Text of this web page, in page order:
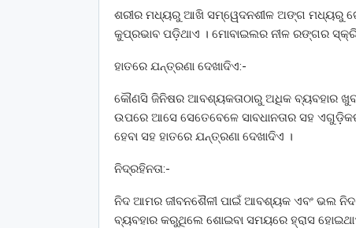
ଶରୀର ମଧ୍ୟରୁ ଆଖି ସମ୍ୱେଦନଶୀଳ ଅଙ୍ଗ ମଧ୍ୟରୁ
କୁପ୍ରଭାବ ପଡ଼ିଥାଏ । ମୋବାଇଲର ନୀଳ ରଙ୍ଗର
ହାତରେ ଯନ୍ତ୍ରଣା ଦେଖାଦିଏ:-
କୌଣସି ଜିନିଷର ଆବଶ୍ୟକତାଠାରୁ ଅଧିକ ବ୍ୟବହାର
ଉପରେ ଆସେ ସେତେବେଳେ ସାବଧାନତାର ସହ
ହେବା ସହ ହାତରେ ଯନ୍ତ୍ରଣା ଦେଖାଦିଏ ।
ନିଦ୍ରହିନତା:-
ନିଦ ଆମର ଜୀବନଶୈଳୀ ପାଇଁ ଆବଶ୍ୟକ ଏବଂ ଭଲ
ବ୍ୟବହାର କରୁଥିଲେ ଶୋଇବା ସମୟରେ ହ୍ରାସ